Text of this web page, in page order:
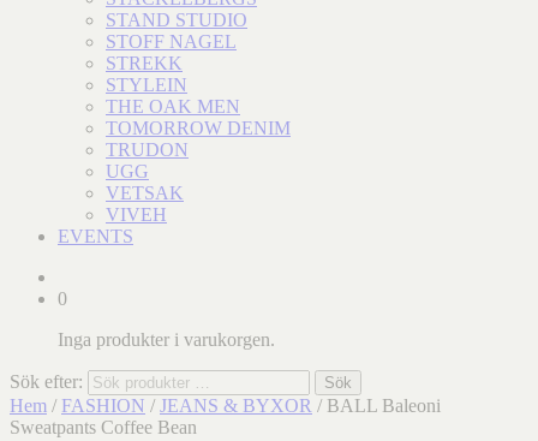
STAND STUDIO
STOFF NAGEL
STREKK
STYLEIN
THE OAK MEN
TOMORROW DENIM
TRUDON
UGG
VETSAK
VIVEH
EVENTS
0
Inga produkter i varukorgen.
Sök efter: Sök
Hem / FASHION / JEANS & BYXOR / BALL Baleoni
Sweatpants Coffee Bean